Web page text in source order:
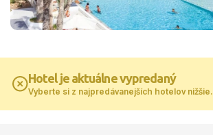
Hotel je aktuálne vypredaný
Vyberte si z najpredávanejších hotelov nižšie.